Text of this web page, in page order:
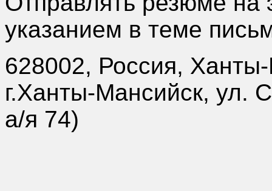
указанием в теме
628002, Россия,
г.Ханты-Мансийск, ул.
а/я 74)